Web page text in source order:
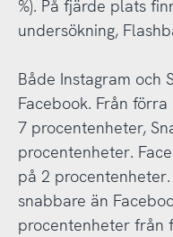
%). På fjärde plats
undersökning,
Både Instagram och
Facebook. Från
7 procentenheter,
procentenheter.
på 2
snabbare än
procentenheter från